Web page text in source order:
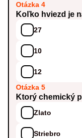
Otázka 4
Koľko hviezd je
27
10
12
Otázka 5
Ktorý chemický
Zlato
Striebro